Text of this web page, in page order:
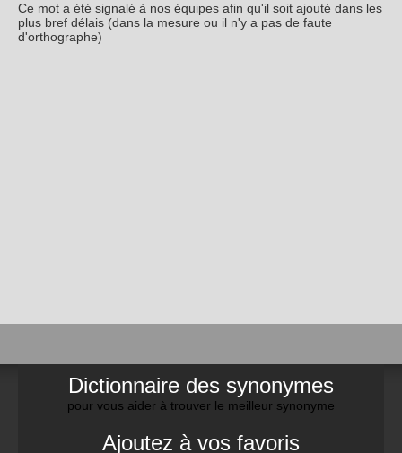
Ce mot a été signalé à nos équipes afin qu'il soit ajouté dans les
plus bref délais (dans la mesure ou il n'y a pas de faute
d'orthographe)
Dictionnaire des synonymes
pour vous aider à trouver le meilleur synonyme
Ajoutez à vos favoris